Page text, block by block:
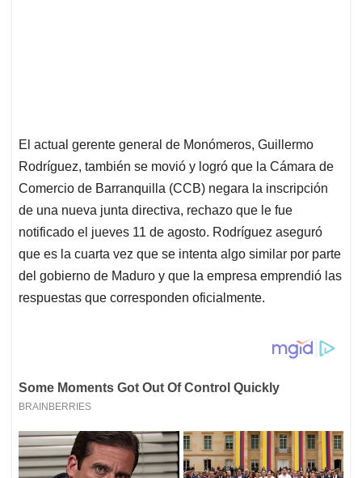
El actual gerente general de Monómeros, Guillermo
Rodríguez, también se movió y logró que la Cámara de
Comercio de Barranquilla (CCB) negara la inscripción
de una nueva junta directiva, rechazo que le fue
notificado el jueves 11 de agosto. Rodríguez aseguró
que es la cuarta vez que se intenta algo similar por parte
del gobierno de Maduro y que la empresa emprendió las
respuestas que corresponden oficialmente.